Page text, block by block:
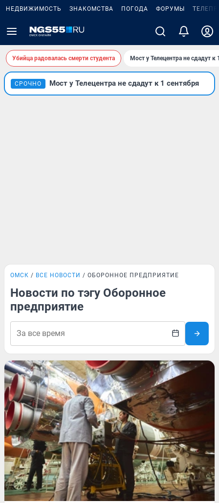
НЕДВИЖИМОСТЬ ЗНАКОМСТВА ПОГОДА ФОРУМЫ
Убийца радовалась смерти студента Мост у Телецентра не сдадут к
СРОЧНО Мост у Телецентра не сдадут к 1 сентября
ОМСК ВСЕ НОВОСТИ ОБОРОННОЕ ПРЕДПРИЯТИЕ
Новости по тэгу Оборонное
предприятие